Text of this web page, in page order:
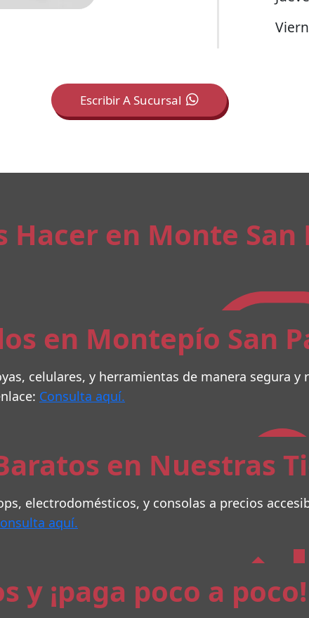
Escribir A Sucursal
Hacer en Monte
en Montepío San
celulares, y herramientas de manera segura y
Consulta aquí.
en Nuestras
electrodomésticos, y consolas a precios
aquí.
¡paga poco a poco!